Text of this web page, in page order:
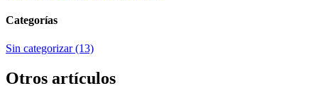
Categorías
Sin categorizar (13)
Otros artículos